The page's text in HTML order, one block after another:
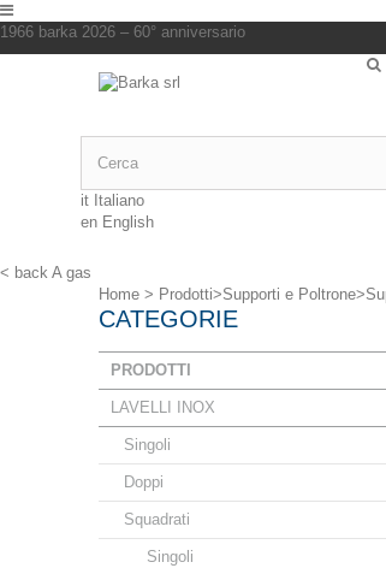
1966 barka 2026 – 60° anniversario
it Italiano
en English
< back A gas
Home > Prodotti>Supporti e Poltrone>
CATEGORIE
PRODOTTI
LAVELLI INOX
Singoli
Doppi
Squadrati
Singoli